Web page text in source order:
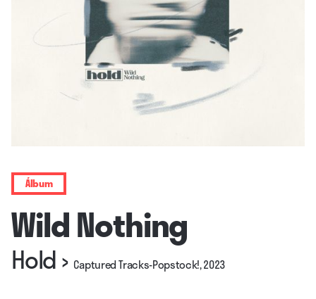
Álbum
Wild Nothing
Hold› Captured Tracks-Popstock!, 2023